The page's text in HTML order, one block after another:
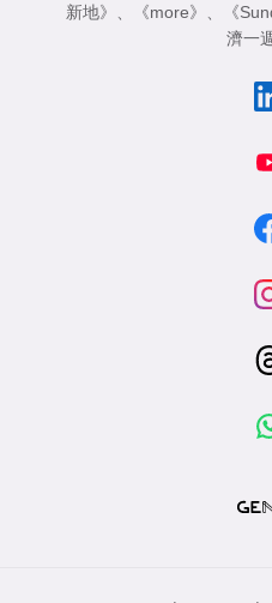
新地》
《more》 《
濟一